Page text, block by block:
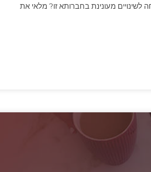
מעונינת בחברותא זו? מלאי את